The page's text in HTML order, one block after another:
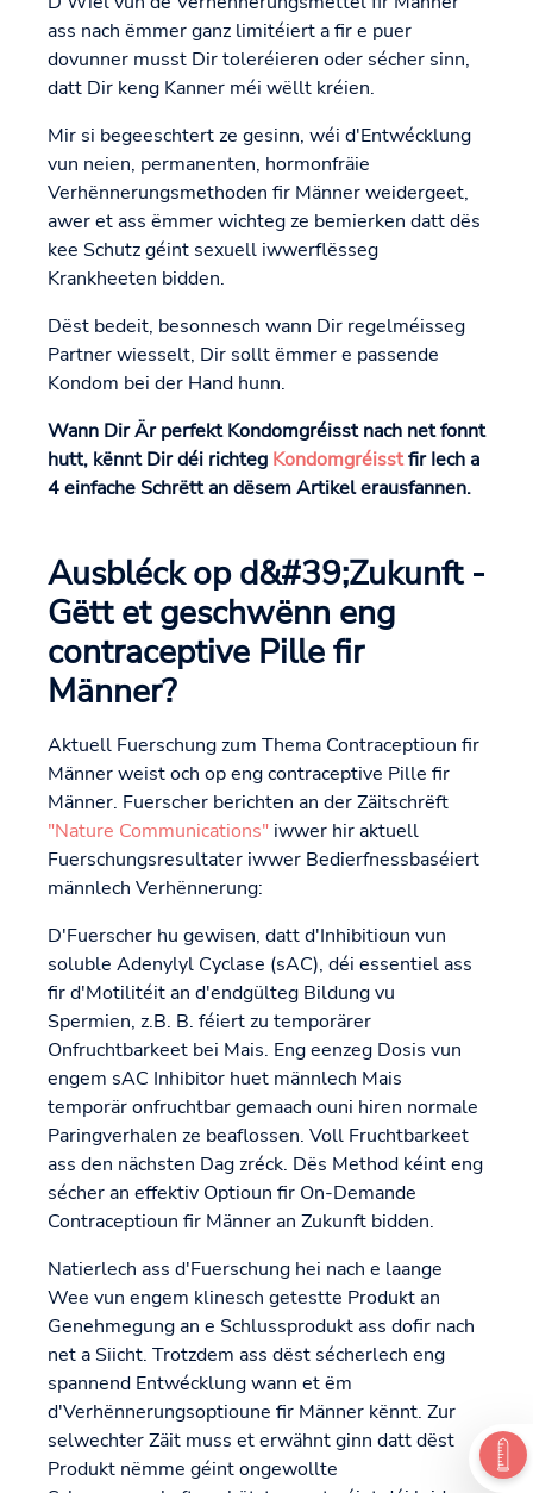
ass nach ëmmer ganz limitéiert a fir e puer
dovunner musst Dir toleréieren oder sécher sinn,
datt Dir keng Kanner méi wëllt kréien.
Mir si begeeschtert ze gesinn, wéi d'Entwécklung
vun neien, permanenten, hormonfräie
Verhënnerungsmethoden fir Männer weidergeet,
awer et ass ëmmer wichteg ze bemierken datt dës
kee Schutz géint sexuell iwwerflësseg
Krankheeten bidden.
Dëst bedeit, besonnesch wann Dir regelméisseg
Partner wiesselt, Dir sollt ëmmer e passende
Kondom bei der Hand hunn.
Wann Dir Är perfekt Kondomgréisst nach net fonnt
hutt, kënnt Dir déi richteg Kondomgréisstfir Iech a
4 einfache Schrëtt an dësem Artikel erausfannen.
Ausbléck op d&#39;Zukunft -
Gëtt et geschwënn eng
contraceptive Pille fir
Männer?
Aktuell Fuerschung zum Thema Contraceptioun fir
Männer weist och op eng contraceptive Pille fir
Männer. Fuerscher berichten an der Zäitschrëft
"Nature Communications" iwwer hir aktuell
Fuerschungsresultater iwwer Bedierfnessbaséiert
männlech Verhënnerung:
D'Fuerscher hu gewisen, datt d'Inhibitioun vun
soluble Adenylyl Cyclase (sAC), déi essentiel ass
fir d'Motilitéit an d'endgülteg Bildung vu
Spermien, z.B. B. féiert zu temporärer
Onfruchtbarkeet bei Mais. Eng eenzeg Dosis vun
engem sAC Inhibitor huet männlech Mais
temporär onfruchtbar gemaach ouni hiren normale
Paringverhalen ze beaflossen. Voll Fruchtbarkeet
ass den nächsten Dag zréck. Dës Method kéint eng
sécher an effektiv Optioun fir On-Demande
Contraceptioun fir Männer an Zukunft bidden.
Natierlech ass d'Fuerschung hei nach e laange
Wee vun engem klinesch getestte Produkt an
Genehmegung an e Schlussprodukt ass dofir nach
net a Siicht. Trotzdem ass dëst sécherlech eng
spannend Entwécklung wann et ëm
d'Verhënnerungsoptioune fir Männer kënnt. Zur
selwechter Zäit muss et erwähnt ginn datt dëst
Produkt nëmme géint ongewollte